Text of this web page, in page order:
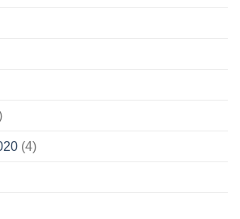
(4)